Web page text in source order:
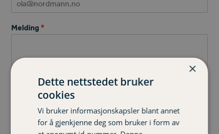
Melding *
×
Dette nettstedet bruker
cookies
Vi bruker informasjonskapsler blant annet
for å gjenkjenne deg som bruker i form av